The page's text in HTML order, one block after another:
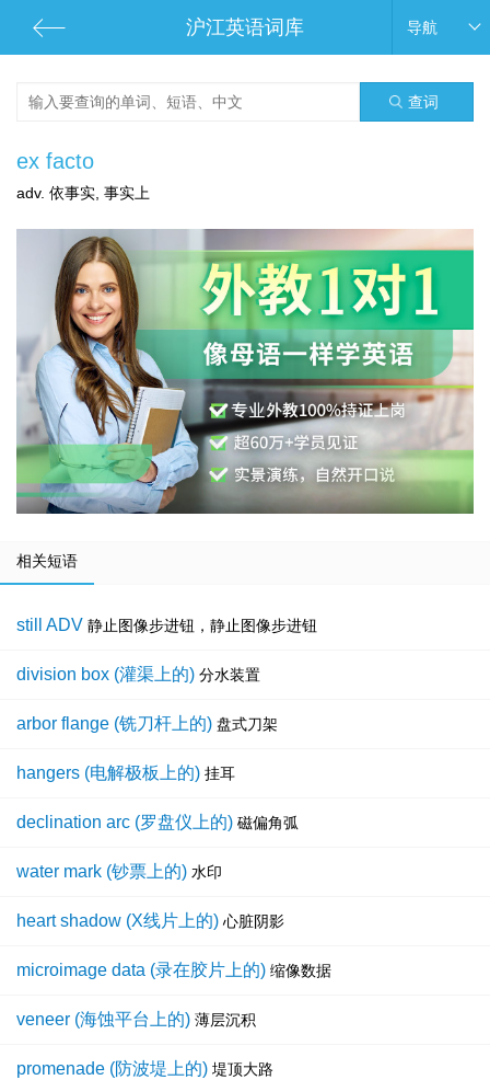
沪江英语词库 导航
查词
ex facto
adv. 依事实, 事实上
相关短语
still ADV 静止图像步进钮，静止图像步进钮
division box (灌渠上的) 分水装置
arbor flange (铣刀杆上的) 盘式刀架
hangers (电解极板上的) 挂耳
declination arc (罗盘仪上的) 磁偏角弧
water mark (钞票上的) 水印
heart shadow (X线片上的) 心脏阴影
microimage data (录在胶片上的) 缩像数据
veneer (海蚀平台上的) 薄层沉积
promenade (防波堤上的) 堤顶大路